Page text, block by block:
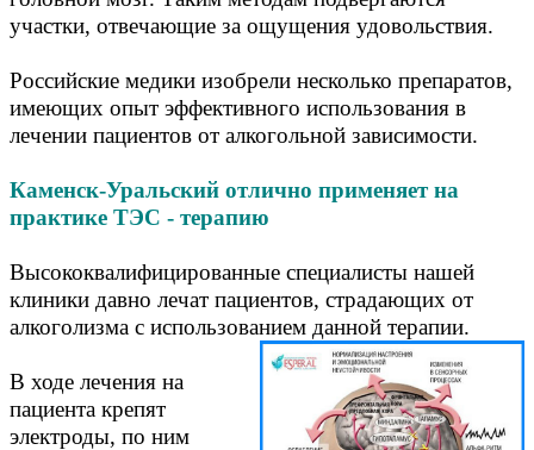
участки, отвечающие за ощущения удовольствия.
Российские медики изобрели несколько препаратов,
имеющих опыт эффективного использования в
лечении пациентов от алкогольной зависимости.
Каменск-Уральский отлично применяет на
практике ТЭС - терапию
Высококвалифицированные специалисты нашей
клиники давно лечат пациентов, страдающих от
алкоголизма с использованием данной терапии.
В ходе лечения на
пациента крепят
электроды, по ним